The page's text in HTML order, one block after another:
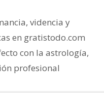
videncia y
en gratistodo.com
con la astrología,
profesional